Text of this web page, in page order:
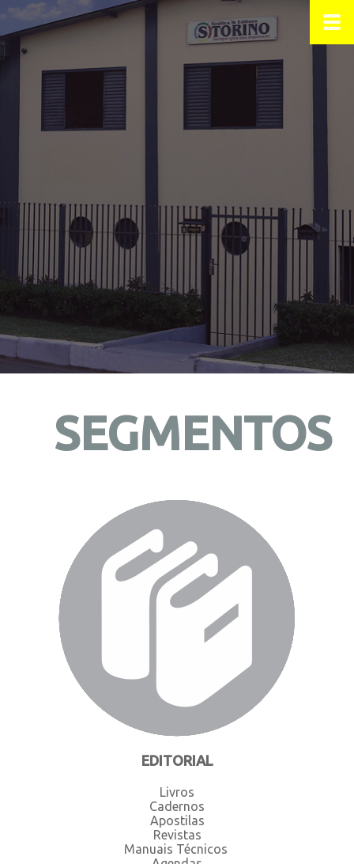
SEGMENTOS
EDITORIAL
Livros
Cadernos
Apostilas
Revistas
Manuais Técnicos